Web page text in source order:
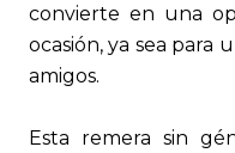
convierte en una
ocasión, ya sea para
amigos.
Esta remera sin